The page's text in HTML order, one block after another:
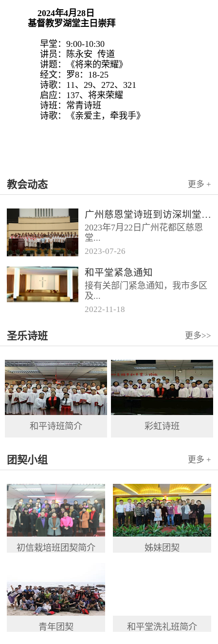
2024年4月28日
基督教罗湖堂主日崇拜
早堂：9:00-10:30
讲员：陈永安 传道
讲题：《将来的荣耀》
经文：罗8：18-25
诗歌：11、29、272、321
启应：137、将来荣耀
诗班：常青诗班
诗歌：《亲爱主，牵我手》
教会动态 更多 +
广州慈恩堂诗班到访深圳堂、和平堂
2023年7月22日广州花都区慈恩
堂...
联合诗班在叶海莲牧师的带领
下，先后到访基督教和平堂、深
圳堂。 上午和平堂教...
2023-07-26
和平堂紧急通知
接有关部门紧急通知，我市多区
及...
况比较复杂。基督教和平堂自11
月19日起，执行实施“双暂停”
2022-11 -18
圣乐诗班 更多>>
和平诗班简介 彩虹诗班
团契小组 更多 +
初信栽培班团契简介 姊妹团契
青年团契 和平堂洗礼班简介